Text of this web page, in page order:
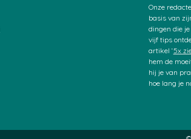
Onze
basis van
dingen die je
vijf tips
artikel ‘5x
hem de
hij je van
hoe lang je